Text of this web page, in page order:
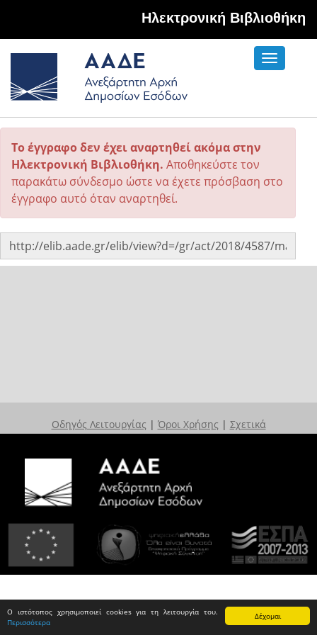
Δέχομαι
Ο ιστότοπος χρησιμοποιεί cookies για τη λειτουργία του.
Περισσότερα
Hλεκτρονική Βιβλιοθήκη
Toggle
Το έγγραφο δεν έχει αναρτηθεί ακόμα στην
Ηλεκτρονική Βιβλιοθήκη. Αποθηκεύστε τον
παρακάτω σύνδεσμο ώστε να έχετε πρόσβαση στο
έγγραφο αυτό όταν αναρτηθεί.
Οδηγός Λειτουργίας | Όροι Χρήσης | Σχετικά